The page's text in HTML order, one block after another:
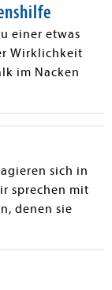
einer etwas
Wirklichkeit
im Nacken
sich in
sprechen mit
denen sie